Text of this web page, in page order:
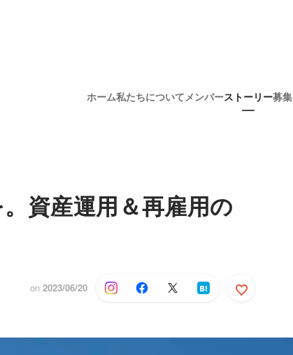
ホーム私たちについて メンバーストーリー募集
資産運用＆再雇用の
on 2023/06/20